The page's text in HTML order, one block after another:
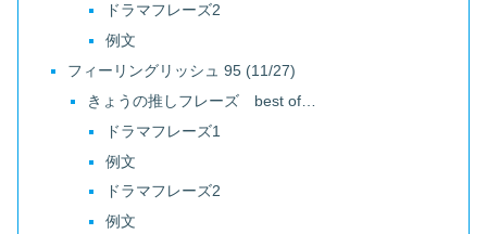
ドラマフレーズ2
例文
フィーリングリッシュ 95 (11/27)
きょうの推しフレーズ best of…
ドラマフレーズ1
例文
ドラマフレーズ2
例文